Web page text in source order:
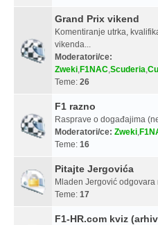
Grand Prix vikend
Komentiranje utrka,
vikenda...
Moderatori/ce:
Zweki,F1NAC,Scuderia,
Teme: 26
F1 razno
Rasprave o događajima
Moderatori/ce: Zweki,
Teme: 16
Pitajte Jergovića
Mladen Jergović odgovara
Teme: 17
F1-HR.com kviz